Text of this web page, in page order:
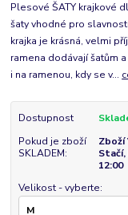
Plesové ŠATY krajkové
šaty vhodné pro
krajka je krásná, velmi
ramena dodávají šatům
i na ramenou, kdy se v...
Dostupnost
Pokud je zboží
SKLADEM:
Zboží
12:00
Velikost - vyberte: